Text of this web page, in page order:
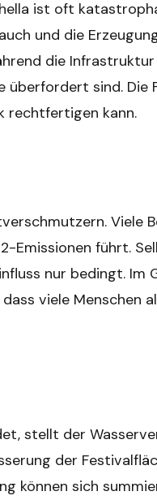
ist oft
und die
die
sind. Die
rechtfertigen kann.
Viele
Emissionen führt.
nur bedingt. Im
viele Menschen
stellt der
der
können sich